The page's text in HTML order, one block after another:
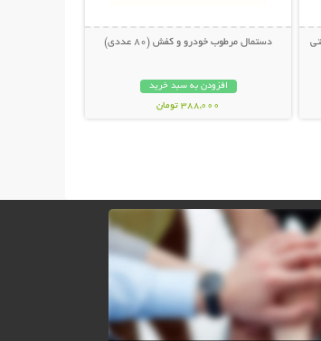
دستمال مرطوب خودرو و کفش (80 عددی)
افزودن به سبد خرید
388,000 تومان